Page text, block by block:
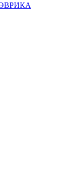
ЭВРИКА